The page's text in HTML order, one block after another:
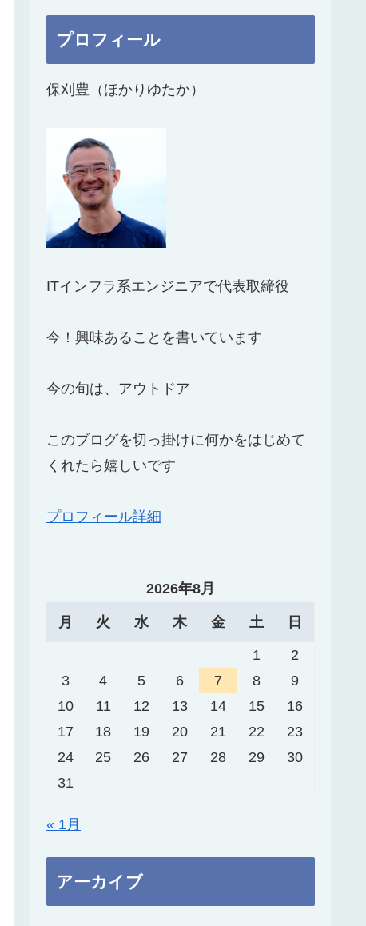
プロフィール
保刈豊（ほかりゆたか）
ITインフラ系エンジニアで代表取締役
今！興味あることを書いています
今の旬は、アウトドア
このブログを切っ掛けに何かをはじめて
くれたら嬉しいです
プロフィール詳細
2026年8月
月 火 水 木 金 土 日
1
2
3
4 5 6 7 8
9
10
11 12 13 14 15
16
17
18 19 20 21 22
23
24
25 26 27 28 29
30
31
« 1月
アーカイブ